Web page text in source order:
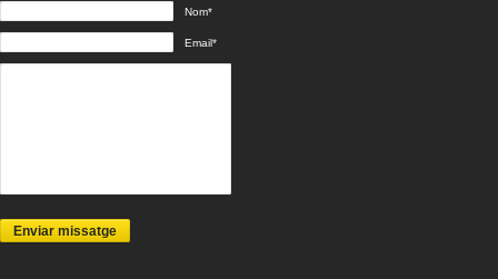
Nom*
Email*
Enviar missatge